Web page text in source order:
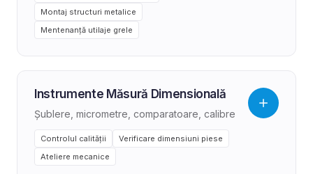
Montaj structuri metalice
Mentenanță utilaje grele
Instrumente Măsură Dimensională
Șublere, micrometre, comparatoare, calibre
Controlul calității
Verificare dimensiuni piese
Ateliere mecanice